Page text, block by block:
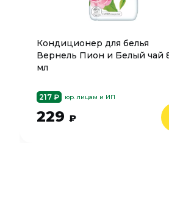
Кондиционер для белья
Вернель Пион и Белый чай
мл
217 ₽ юр. лицам и ИП
229 ₽